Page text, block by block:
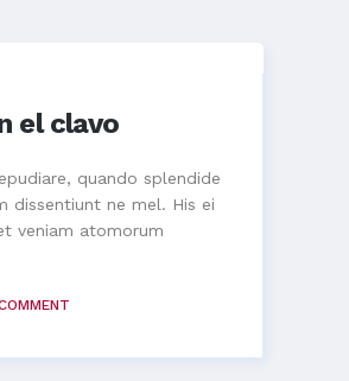
el clavo
quando splendide
dissentiunt ne mel. His ei
veniam atomorum